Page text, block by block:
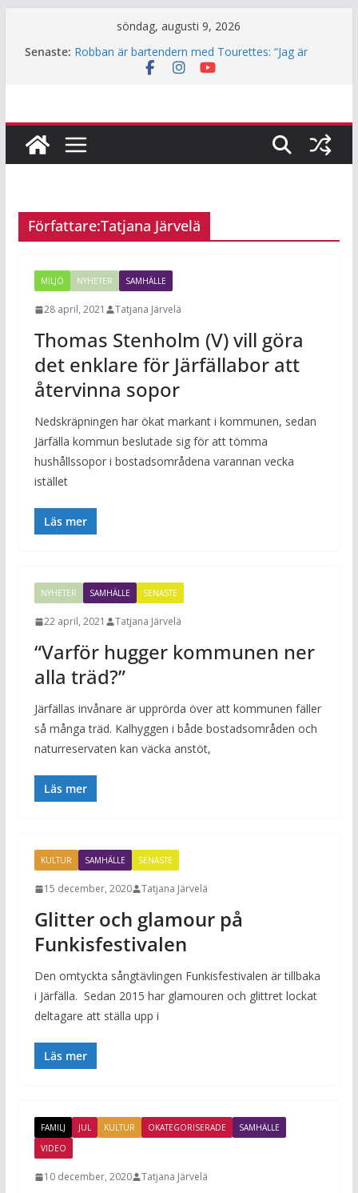
söndag, augusti 9, 2026
Senaste: Robban är bartendern med Tourettes: “Jag är
också bara människa”
Årets lamm och killingar är här – det här ska du
tänka på innan du klappar dem
Häng med när JiF:s reporter testar parkour
Författare:Tatjana Järvelä
MILJÖ NYHETER SAMHÄLLE
28 april, 2021 Tatjana Järvelä
Thomas Stenholm (V) vill göra
det enklare för Järfällabor att
återvinna sopor
Nedskräpningen har ökat markant i kommunen, sedan
Järfälla kommun beslutade sig för att tömma
hushållssopor i bostadsområdena varannan vecka
istället
Läs mer
NYHETER SAMHÄLLE SENASTE
22 april, 2021 Tatjana Järvelä
“Varför hugger kommunen ner
alla träd?”
Järfällas invånare är upprörda över att kommunen fäller
så många träd. Kalhyggen i både bostadsområden och
naturreservaten kan väcka anstöt,
Läs mer
KULTUR SAMHÄLLE SENASTE
15 december, 2020 Tatjana Järvelä
Glitter och glamour på
Funkisfestivalen
Den omtyckta sångtävlingen Funkisfestivalen är tillbaka
i Järfälla. Sedan 2015 har glamouren och glittret lockat
deltagare att ställa upp i
Läs mer
FAMILJ JUL KULTUR OKATEGORISERADE
SAMHÄLLE
VIDEO
10 december, 2020 Tatjana Järvelä